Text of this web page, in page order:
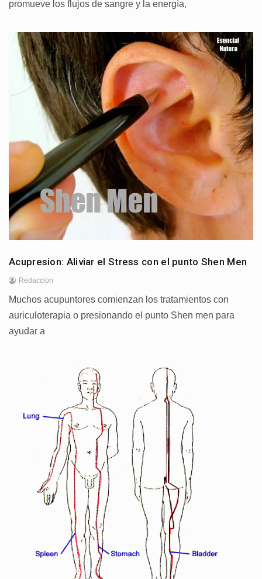
promueve los flujos de sangre y la energía,
Acupresion: Aliviar el Stress con el punto Shen Men
Redaccion
Muchos acupuntores comienzan los tratamientos con
auriculoterapia o presionando el punto Shen men para
ayudar a